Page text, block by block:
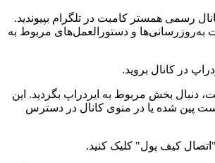
رسمی همستر کامبت در تلگرام بپیوندید.
به‌روزرسانی‌ها و دستورالعمل‌های مربوط به
دنبال بخش مربوط به ایردراپ بگردید. این
پین شده یا در منوی کانال در دسترس